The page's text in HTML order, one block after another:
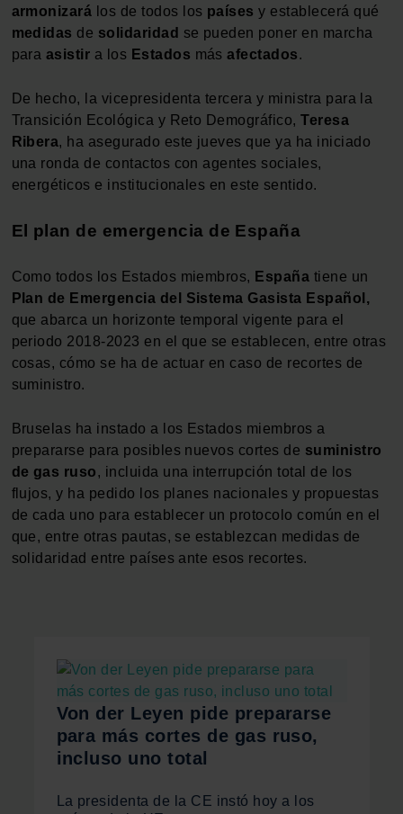
armonizará los de todos los países y establecerá qué
medidas de solidaridad se pueden poner en marcha
para asistir a los Estados másafectados.
De hecho, la vicepresidenta tercera y ministra para la
Transición Ecológica y Reto Demográfico,Teresa
Ribera, ha asegurado este jueves que ya ha iniciado
una ronda de contactos con agentes sociales,
energéticos e institucionales en este sentido.
El plan de emergencia de España
Como todos los Estados miembros, España tiene un
Plan de Emergencia del Sistema Gasista Español,
que abarca un horizonte temporal vigente para el
periodo 2018-2023 en el que se establecen, entre otras
cosas, cómo se ha de actuar en caso de recortes de
suministro.
Bruselas ha instado a los Estados miembros a
prepararse para posibles nuevos cortes de suministro
de gas ruso, incluida una interrupción total de los
flujos, y ha pedido los planes nacionales y propuestas
de cada uno para establecer un protocolo común en el
que, entre otras pautas, se establezcan medidas de
solidaridad entre países ante esos recortes.
Von der Leyen pide prepararse
para más cortes de gas ruso,
incluso uno total
La presidenta de la CE instó hoy a los